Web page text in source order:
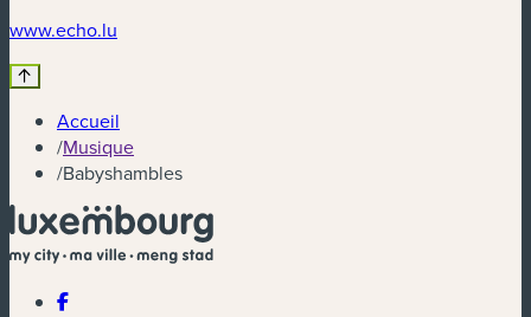
www.echo.lu
Accueil
/Musique
/Babyshambles